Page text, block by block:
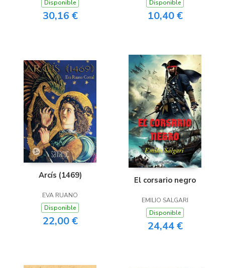
Disponible
30,16 €
Disponible
10,40 €
Arcís (1469)
EVA RUANO
Disponible
22,00 €
El corsario negro
EMILIO SALGARI
Disponible
24,44 €